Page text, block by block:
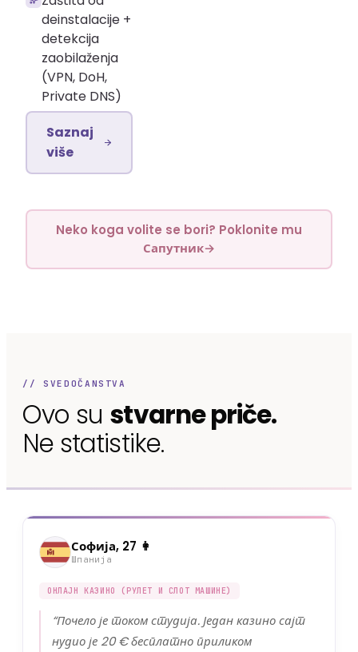
deinstalacije +
detekcija
zaobilaženja
(VPN, DoH,
Private DNS)
Saznaj
više
Neko koga volite se bori? Poklonite mu
Сапутник→
// SVEDOČANSTVA
Ovo su stvarne priče.
Ne statistike.
Софија, 27 👩
Шпанија
ОНЛАЈН КАЗИНО (РУЛЕТ И СЛОТ МАШИНЕ)
“Почело је током студија. Један казино сајт
нудио је 20 € бесплатно приликом